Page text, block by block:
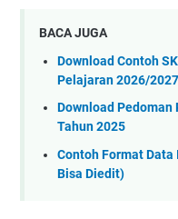
BACA JUGA
Download Contoh
Pelajaran 2026/
Download
Tahun 2025
Contoh Format Data
Bisa Diedit)